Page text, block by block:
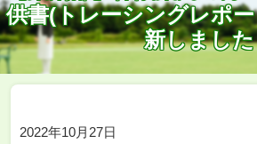
供書(トレーシングレポ
新しました
2022年10月27日